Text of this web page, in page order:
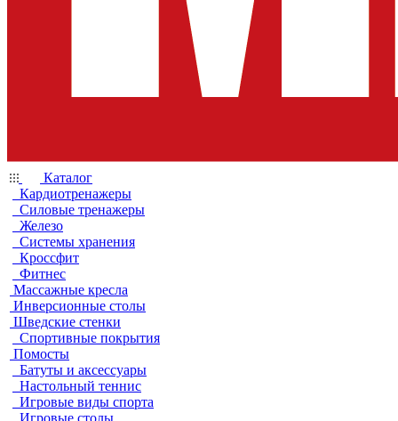
Каталог
Кардиотренажеры
Силовые тренажеры
Железо
Системы хранения
Кроссфит
Фитнес
Массажные кресла
Инверсионные столы
Шведские стенки
Спортивные покрытия
Помосты
Батуты и аксессуары
Настольный теннис
Игровые виды спорта
Игровые столы